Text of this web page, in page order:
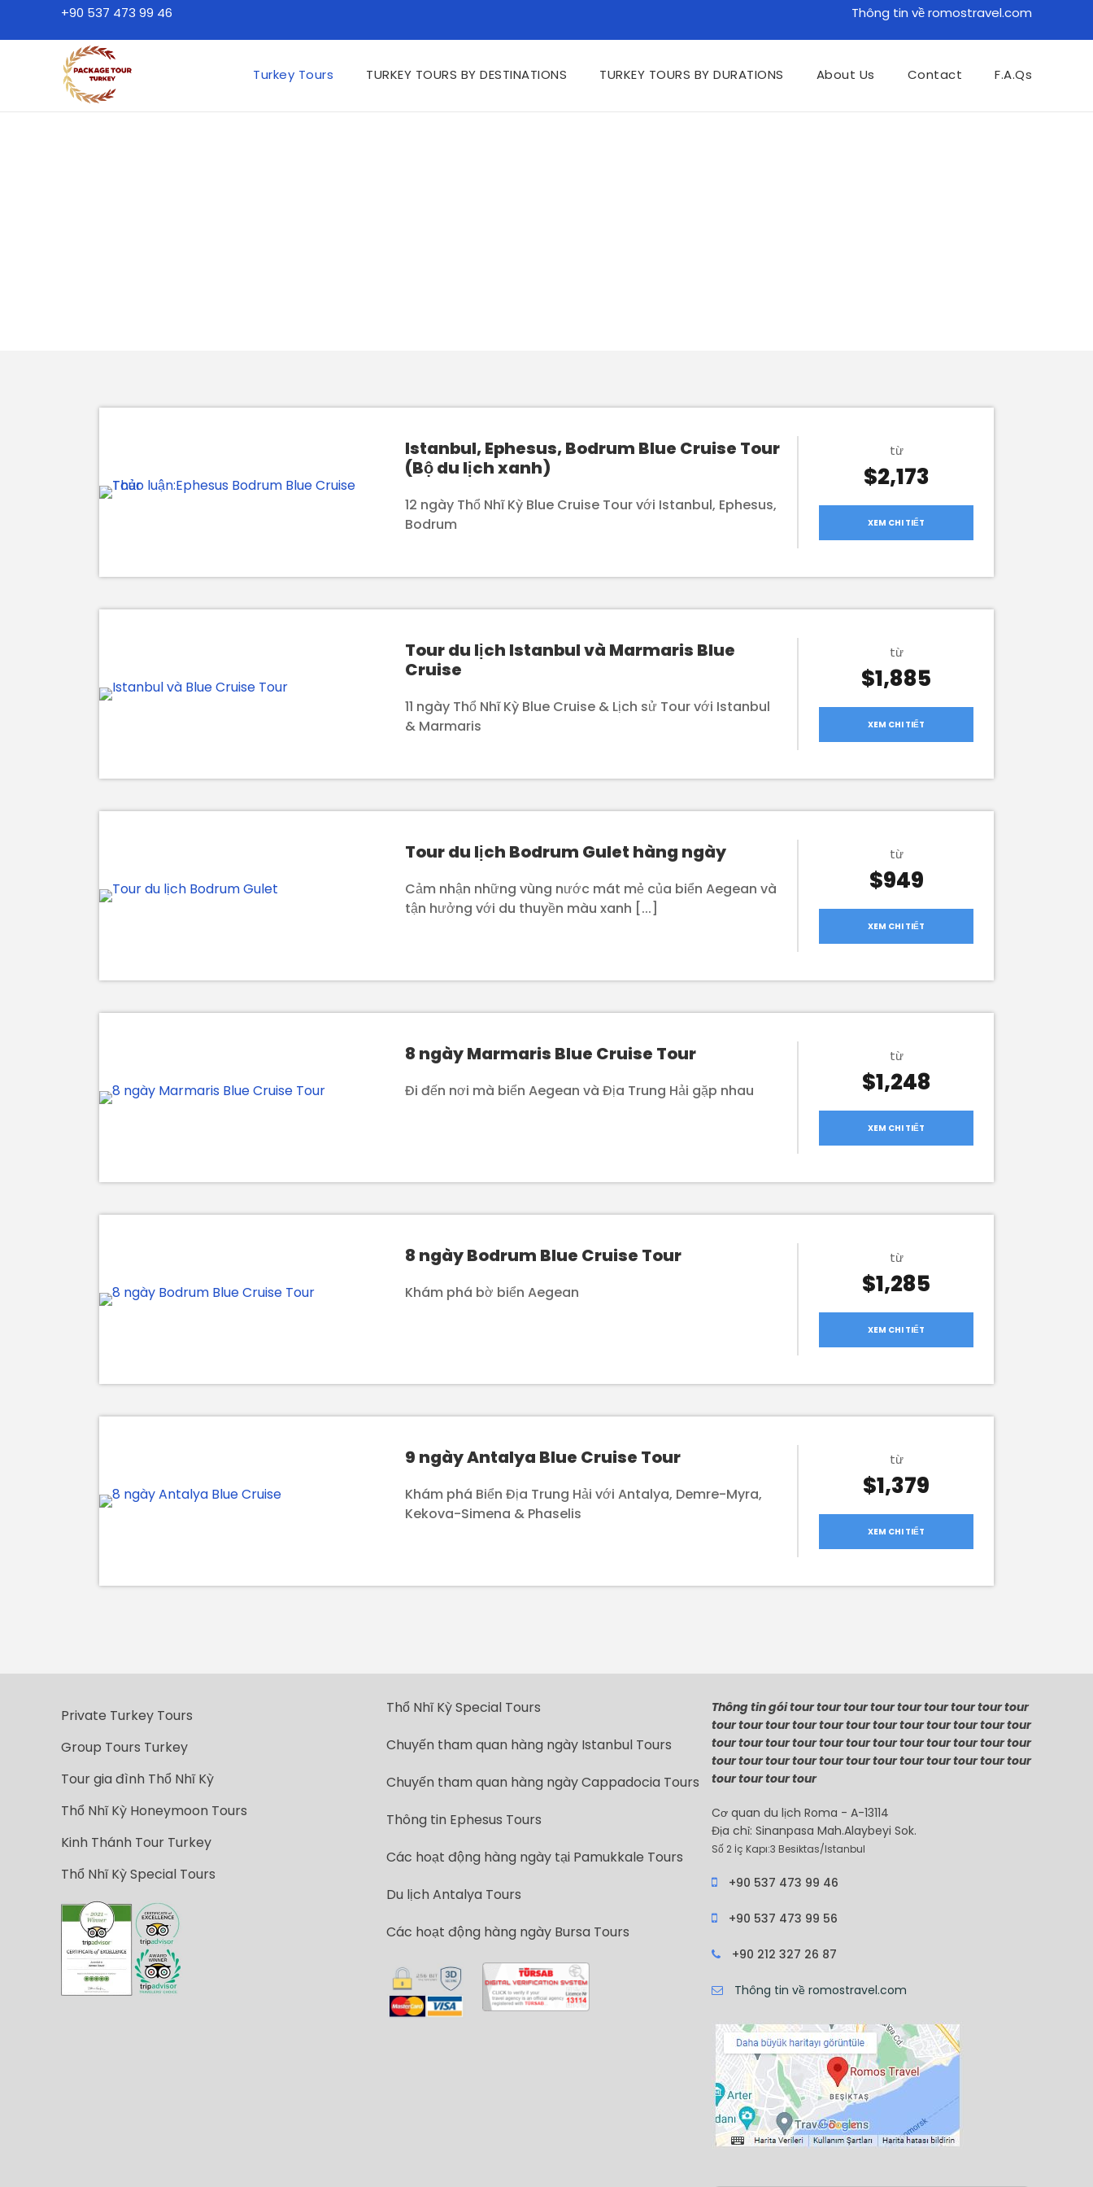
+90 537 473 99 46 Thông tin về romostravel.com
Turkey Tours TURKEY TOURS BY DESTINATIONS TURKEY TOURS BY DURATIONS About Us Contact F.A.Qs
Istanbul, Ephesus, Bodrum Blue Cruise Tour
(Bộ du lịch xanh)
12 ngày Thổ Nhĩ Kỳ Blue Cruise Tour với Istanbul, Ephesus,
Bodrum
từ
$2,173
XEM CHI TIẾT
Tour du lịch Istanbul và Marmaris Blue
Cruise
11 ngày Thổ Nhĩ Kỳ Blue Cruise & Lịch sử Tour với Istanbul
& Marmaris
từ
$1,885
XEM CHI TIẾT
Tour du lịch Bodrum Gulet hàng ngày
Cảm nhận những vùng nước mát mẻ của biển Aegean và
tận hưởng với du thuyền màu xanh [...]
từ
$949
XEM CHI TIẾT
8 ngày Marmaris Blue Cruise Tour
Đi đến nơi mà biển Aegean và Địa Trung Hải gặp nhau
từ
$1,248
XEM CHI TIẾT
8 ngày Bodrum Blue Cruise Tour
Khám phá bờ biển Aegean
từ
$1,285
XEM CHI TIẾT
9 ngày Antalya Blue Cruise Tour
Khám phá Biển Địa Trung Hải với Antalya, Demre-Myra,
Kekova-Simena & Phaselis
từ
$1,379
XEM CHI TIẾT
Private Turkey Tours
Group Tours Turkey
Tour gia đình Thổ Nhĩ Kỳ
Thổ Nhĩ Kỳ Honeymoon Tours
Kinh Thánh Tour Turkey
Thổ Nhĩ Kỳ Special Tours
Thổ Nhĩ Kỳ Special Tours
Chuyến tham quan hàng ngày Istanbul Tours
Chuyến tham quan hàng ngày Cappadocia Tours
Thông tin Ephesus Tours
Các hoạt động hàng ngày tại Pamukkale Tours
Du lịch Antalya Tours
Các hoạt động hàng ngày Bursa Tours
Thông tin gói tour tour tour tour tour tour tour tour tour
tour tour tour tour tour tour tour tour tour tour tour tour
tour tour tour tour tour tour tour tour tour tour tour tour
tour tour tour tour tour tour tour tour tour tour tour tour
tour tour tour tour
Cơ quan du lịch Roma - A-13114
Địa chỉ: Sinanpasa Mah.Alaybeyi Sok.
Số 2 İç Kapı:3 Besiktas/Istanbul
+90 537 473 99 46
+90 537 473 99 56
+90 212 327 26 87
Thông tin về romostravel.com